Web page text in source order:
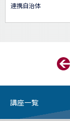
連携自治体
講座一覧